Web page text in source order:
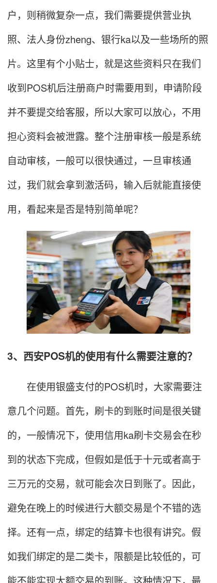
户，则稍微复杂一点，我们需要提供营业执
照、法人身份zheng、银行ka以及一些场所的照
片。这里有个小贴士，就是这些资料只在我们
收到POS机后注册商户时需要用到，申请阶段
并不要提交给客服，所以大家可以放心，不用
担心资料会被泄露。整个注册审核一般是系统
自动审核，一般可以很快通过，一旦审核通
过，我们就会拿到激活码，输入后就能直接使
用，看起来是否是特别简单呢？
3、西安POS机的使用有什么需要注意的？
在使用银盛支付的POS机时，大家需要注
意几个问题。首先，刷卡的到账时间是很关键
的，一般情况下，使用信用ka刷卡交易会在秒
到的状态下完成，但假如是低于十元或者高于
三万元的交易，就可能会次日到账了。因此，
避免在晚上的时候进行大额交易是个不错的选
择。还有一点，绑定的结算卡也很有讲究。假
如我们绑定的是二类卡，限额是比较低的，可
能不能实现大额交易的到账。这种情况下，最